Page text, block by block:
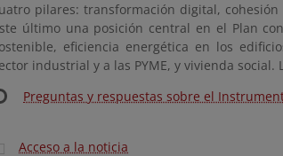
pilares: transformación digital,
último una posición central en el Plan con
eficiencia energética en los
industrial y a las PYME, y vivienda
Preguntas y respuestas sobre el
Acceso a la noticia